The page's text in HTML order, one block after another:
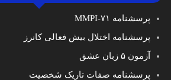
پرسشنامه MMPI-۷۱
پرسشنامه اختلال بیش فعالی کانرز
آزمون ۵ زبان عشق
پرسشنامه صفات تاریک شخصیت